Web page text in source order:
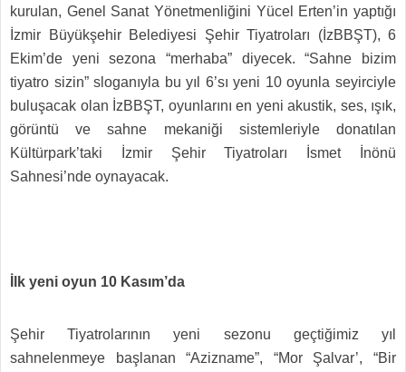
kurulan, Genel Sanat Yönetmenliğini Yücel Erten’in yaptığı
İzmir Büyükşehir Belediyesi Şehir Tiyatroları (İzBBŞT), 6
Ekim’de yeni sezona “merhaba” diyecek. “Sahne bizim
tiyatro sizin” sloganıyla bu yıl 6’sı yeni 10 oyunla seyirciyle
buluşacak olan İzBBŞT, oyunlarını en yeni akustik, ses, ışık,
görüntü ve sahne mekaniği sistemleriyle donatılan
Kültürpark’taki İzmir Şehir Tiyatroları İsmet İnönü
Sahnesi’nde oynayacak.
İlk yeni oyun 10 Kasım’da
Şehir Tiyatrolarının yeni sezonu geçtiğimiz yıl
sahnelenmeye başlanan “Azizname”, “Mor Şalvar’, “Bir